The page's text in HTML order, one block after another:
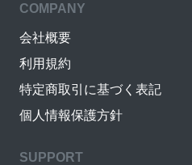
COMPANY
会社概要
利用規約
特定商取引に基づく表記
個人情報保護方針
SUPPORT